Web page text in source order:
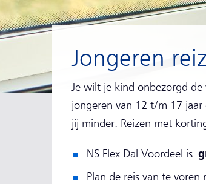
Jongeren
Je wilt je kind onbezorgd
jongeren van 12 t/m 17
jij minder. Reizen met
NS Flex Dal Voordeel is
Plan de reis van te